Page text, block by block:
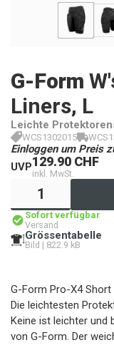
G-Form
Liners, L
Leichte
WCS1302015
Einloggen um Preis
UVP129.90 CHF
inkl. MwSt.
Sofort verfügbar
Versand
Grössentabelle
Bild | 822.9 kB
G-Form Pro-X4 Short
Die leichtesten
Keine ist leichter und
von G-Form. Der